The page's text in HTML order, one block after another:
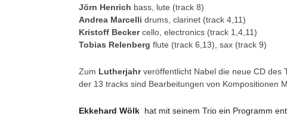
Jörn Henrich bass, lute (track 8)
Andrea Marcelli drums, clarinet (track 4,11)
Kristoff Beckercello, electronics (track 1,4,11)
Tobias Relenberg flute (track 6,13), sax (track 9)
Zum Lutherjahrveröffentlicht Nabel die neue CD des
der 13 tracks sind Bearbeitungen von Kompositionen
Ekkehard Wölk hat mit seinem Trio ein Programm